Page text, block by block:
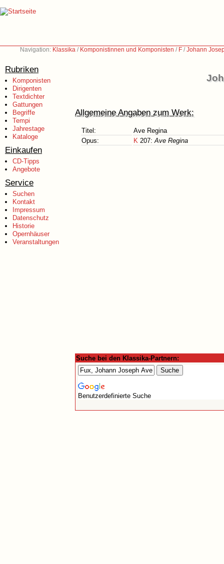
Navigation: Klassika / Komponistinnen und Komponisten / F /Johann
Rubriken
Komponisten
Dirigenten
Textdichter
Gattungen
Begriffe
Tempi
Jahrestage
Kataloge
Einkaufen
CD-Tipps
Angebote
Service
Suchen
Kontakt
Impressum
Datenschutz
Historie
Opernhäuser
Veranstaltungen
Allgemeine Angaben zum Werk:
Titel:
Ave Regina
Opus:
K 207:Ave Regina
Suche bei den Klassika-Partnern:
Benutzerdefinierte Suche